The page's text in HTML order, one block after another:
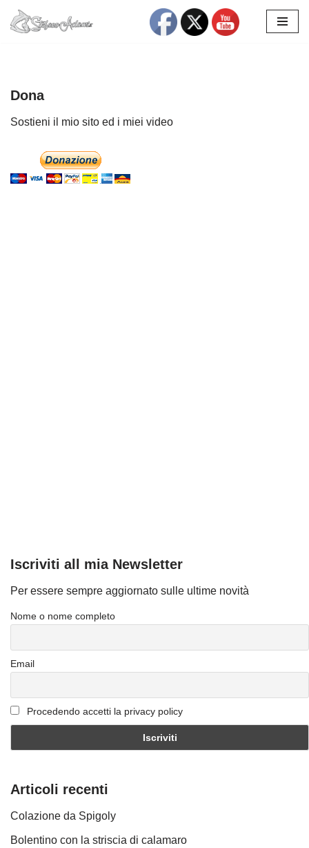
Dona
Sostieni il mio sito ed i miei video
Iscriviti all mia Newsletter
Per essere sempre aggiornato sulle ultime novità
Nome o nome completo
Email
Procedendo accetti la privacy policy
Articoli recenti
Colazione da Spigoly
Bolentino con la striscia di calamaro